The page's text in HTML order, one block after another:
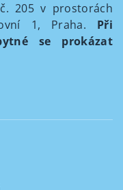
205 v prostorách
1, Praha. Při
se prokázat